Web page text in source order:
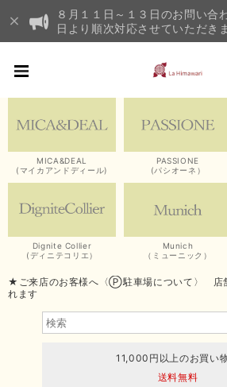
８月１１日～１３日のお問い合
日より順次対応させていただき
MICA&DEAL
(マイカアンドディール)
PASSIONE
(パシオーネ）
Dignite Collier
(ディニテコリエ）
Munich
（ミューニック）
★ご来店のお客様へ〈Ⓟ駐車場について〉 店
れます
11,000円以上のお買い
送料無料